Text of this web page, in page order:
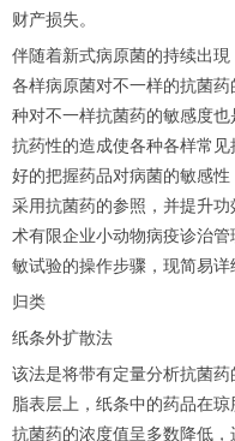
财产损失。
伴随着新式病原菌的持续出
各样病原菌对不一样的抗菌
种对不一样抗菌药的敏感度
抗药性的造成使各种各样常
好的把握药品对病菌的敏感
采用抗菌药的参照，并提升
术有限企业小动物病疫诊治
敏试验的操作步骤，现简易详
归类
纸条外扩散法
该法是将带有定量分析抗菌
脂表层上，纸条中的药品在
抗菌药的浓度值呈多数降低